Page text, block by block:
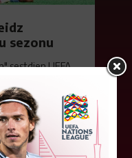
sezonu
sestdien UEFA
šo spēli Latvijas
08. augusts 2026.